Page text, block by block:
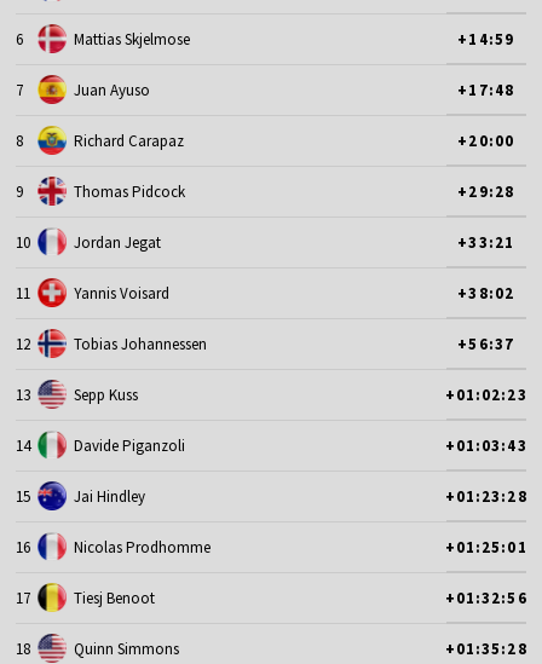
6 Mattias Skjelmose +14:59
7 Juan Ayuso +17:48
8 Richard Carapaz +20:00
9 Thomas Pidcock +29:28
10 Jordan Jegat +33:21
11 Yannis Voisard +38:02
12 Tobias Johannessen +56:37
13 Sepp Kuss +01:02:23
14 Davide Piganzoli +01:03:43
15 Jai Hindley +01:23:28
16 Nicolas Prodhomme +01:25:01
17 Tiesj Benoot +01:32:56
18 Quinn Simmons +01:35:28